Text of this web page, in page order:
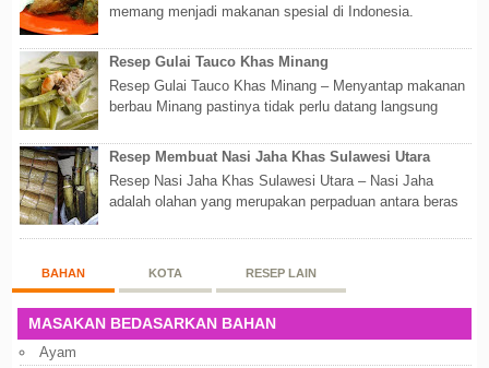
memang menjadi makanan spesial di Indonesia.
Resep Gulai Tauco Khas Minang
Resep Gulai Tauco Khas Minang – Menyantap makanan
berbau Minang pastinya tidak perlu datang langsung
Resep Membuat Nasi Jaha Khas Sulawesi Utara
Resep Nasi Jaha Khas Sulawesi Utara – Nasi Jaha
adalah olahan yang merupakan perpaduan antara beras
BAHAN KOTA RESEP LAIN
MASAKAN BEDASARKAN BAHAN
Ayam